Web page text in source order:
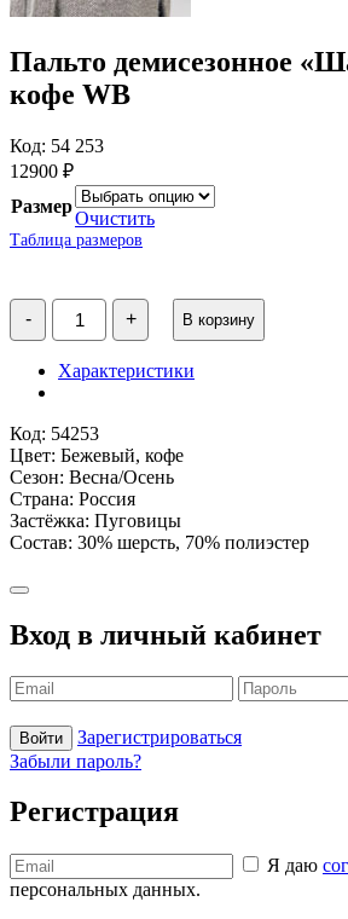
Пальто демисезонное
кофе WB
Код: 54 253
12900 ₽
Размер
Очистить
Таблица размеров
-
Количество
товара
Пальто
демисезонное
"Шарлота"
кофе
WB
+ В корзину
Характеристики
Код: 54253
Цвет: Бежевый, кофе
Сезон: Весна/Осень
Страна: Россия
Застёжка: Пуговицы
Состав: 30% шерсть, 70% полиэстер
Вход в личный кабинет
Войти
Зарегистрироваться
Забыли пароль?
Регистрация
Я даю
персональных данных.